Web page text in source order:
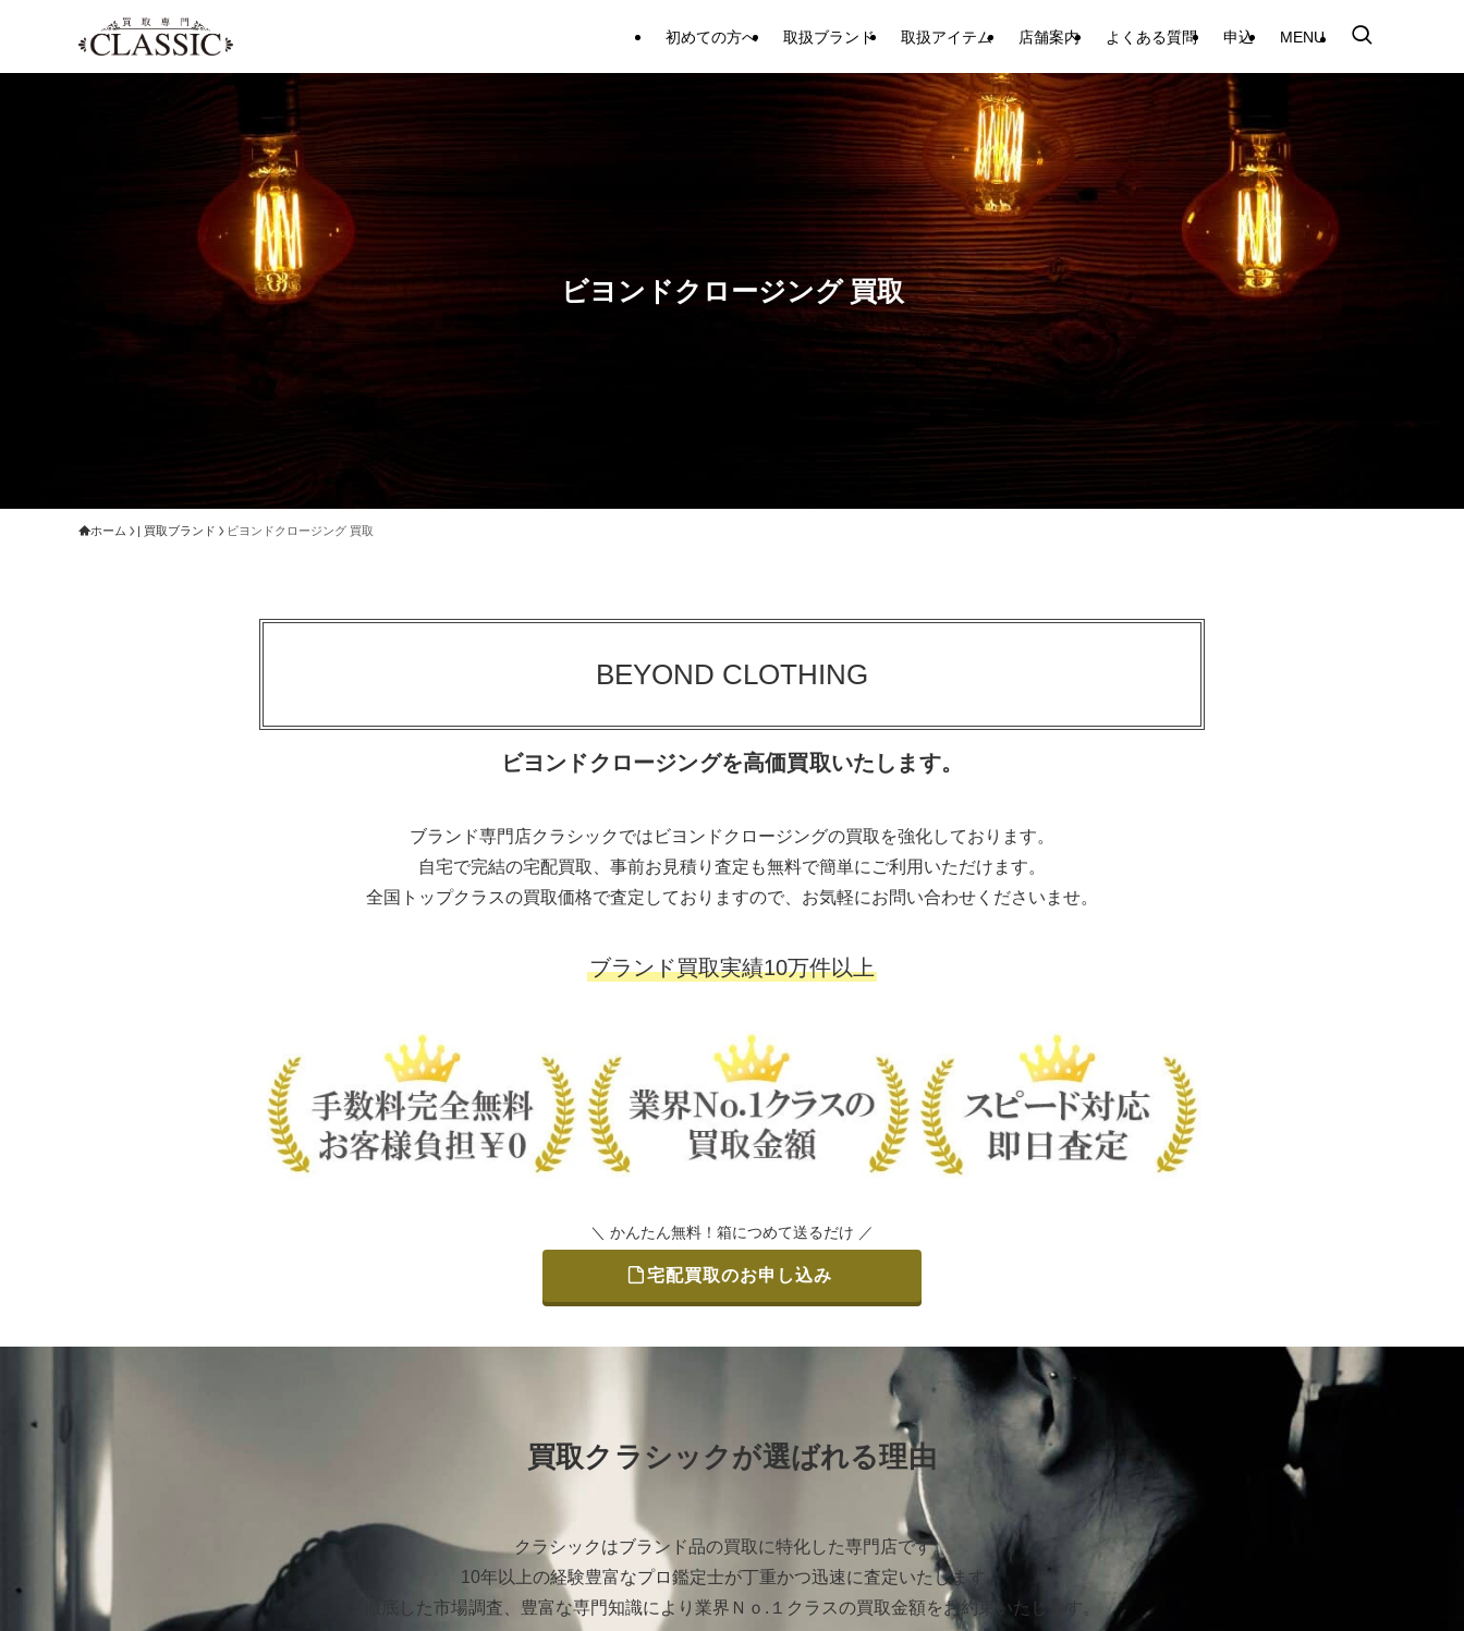
初めての方へ 取扱ブランド 取扱アイテム 店舗案内 よくある質問 申込 MENU
ビヨンドクロージング 買取
ホーム | 買取ブランド ビヨンドクロージング 買取
BEYOND CLOTHING
ビヨンドクロージングを高価買取いたします。
ブランド専門店クラシックではビヨンドクロージングの買取を強化しております。
自宅で完結の宅配買取、事前お見積り査定も無料で簡単にご利用いただけます。
全国トップクラスの買取価格で査定しておりますので、お気軽にお問い合わせくださいませ。
ブランド買取実績10万件以上
＼ かんたん無料！箱につめて送るだけ ／
宅配買取のお申し込み
買取クラシックが選ばれる理由
クラシックはブランド品の買取に特化した専門店です。
10年以上の経験豊富なプロ鑑定士が丁重かつ迅速に査定いたします。
徹底した市場調査、豊富な専門知識により業界Ｎｏ.１クラスの買取金額をお約束いたします。